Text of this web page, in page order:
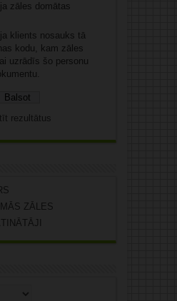
zāles domātas
klients nosauks tā
kodu, kam zāles
uzrādīs šo personu
rezultātus
ZĀLES